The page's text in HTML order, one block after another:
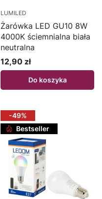
LUMILED
Żarówka LED GU10 8W
4000K ściemnialna biała
neutralna
Cena
12,90 zł
Do koszyka
-49%
Bestseller